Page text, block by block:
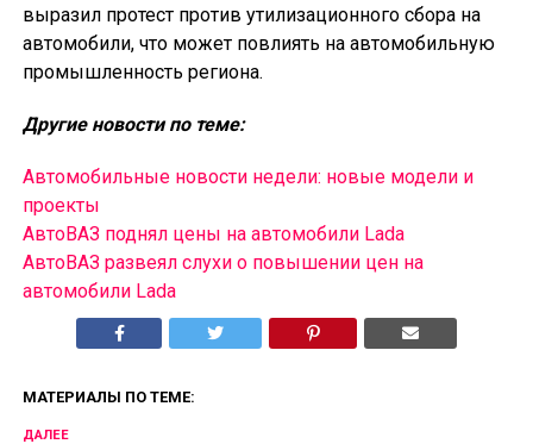
выразил протест против утилизационного сбора на
автомобили, что может повлиять на автомобильную
промышленность региона.
Другие новости по теме:
Автомобильные новости недели: новые модели и
проекты
АвтоВАЗ поднял цены на автомобили Lada
АвтоВАЗ развеял слухи о повышении цен на
автомобили Lada
МАТЕРИАЛЫ ПО ТЕМЕ:
ДАЛЕЕ